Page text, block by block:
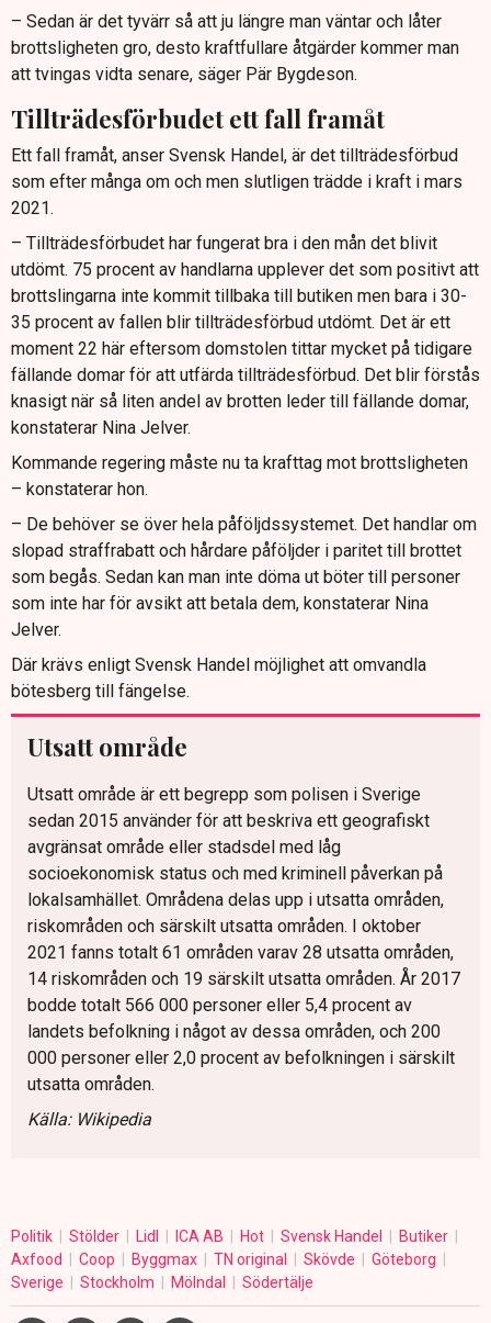
– Sedan är det tyvärr så att ju längre man väntar och låter
brottsligheten gro, desto kraftfullare åtgärder kommer man
att tvingas vidta senare, säger Pär Bygdeson.
Tillträdesförbudet ett fall framåt
Ett fall framåt, anser Svensk Handel, är det tillträdesförbud
som efter många om och men slutligen trädde i kraft i mars
2021.
– Tillträdesförbudet har fungerat bra i den mån det blivit
utdömt. 75 procent av handlarna upplever det som positivt att
brottslingarna inte kommit tillbaka till butiken men bara i 30-
35 procent av fallen blir tillträdesförbud utdömt. Det är ett
moment 22 här eftersom domstolen tittar mycket på tidigare
fällande domar för att utfärda tillträdesförbud. Det blir förstås
knasigt när så liten andel av brotten leder till fällande domar,
konstaterar Nina Jelver.
Kommande regering måste nu ta krafttag mot brottsligheten
– konstaterar hon.
– De behöver se över hela påföljdssystemet. Det handlar om
slopad straffrabatt och hårdare påföljder i paritet till brottet
som begås. Sedan kan man inte döma ut böter till personer
som inte har för avsikt att betala dem, konstaterar Nina
Jelver.
Där krävs enligt Svensk Handel möjlighet att omvandla
bötesberg till fängelse.
Utsatt område
Utsatt område är ett begrepp som polisen i Sverige
sedan 2015 använder för att beskriva ett geografiskt
avgränsat område eller stadsdel med låg
socioekonomisk status och med kriminell påverkan på
lokalsamhället. Områdena delas upp i utsatta områden,
riskområden och särskilt utsatta områden. I oktober
2021 fanns totalt 61 områden varav 28 utsatta områden,
14 riskområden och 19 särskilt utsatta områden. År 2017
bodde totalt 566 000 personer eller 5,4 procent av
landets befolkning i något av dessa områden, och 200
000 personer eller 2,0 procent av befolkningen i särskilt
utsatta områden.
Källa: Wikipedia
Politik Stölder Lidl ICA AB Hot Svensk Handel
Butiker
Axfood
Coop Byggmax TN original Skövde
Göteborg
Sverige
Stockholm Mölndal Södertälje